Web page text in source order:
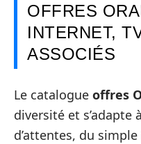
OFFRES
INTERNET,
ASSOCIÉS
Le catalogue offres
diversité et s’adapte
d’attentes, du